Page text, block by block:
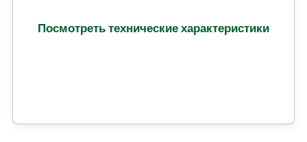
Посмотреть технические характеристики